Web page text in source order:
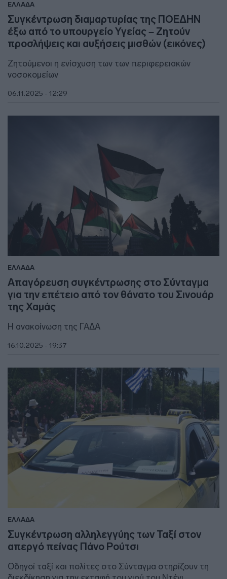
ΕΛΛΑΔΑ
Συγκέντρωση διαμαρτυρίας της ΠΟΕΔΗΝ
έξω από το υπουργείο Υγείας – Ζητούν
προσλήψεις και αυξήσεις μισθών (εικόνες)
Ζητούμενοι η ενίσχυση των των περιφερειακών
νοσοκομείων
06.11.2025 - 12:29
ΕΛΛΑΔΑ
Απαγόρευση συγκέντρωσης στο Σύνταγμα
για την επέτειο από τον θάνατο του Σινουάρ
της Χαμάς
Η ανακοίνωση της ΓΑΔΑ
16.10.2025 - 19:37
ΕΛΛΑΔΑ
Συγκέντρωση αλληλεγγύης των Ταξί στον
απεργό πείνας Πάνο Ρούτσι
Οδηγοί ταξί και πολίτες στο Σύνταγμα στηρίζουν τη